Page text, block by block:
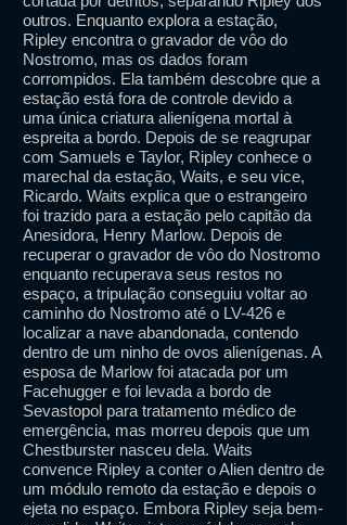
outros. Enquanto explora a estação,
Ripley encontra o gravador de vôo do
Nostromo, mas os dados foram
corrompidos. Ela também descobre que a
estação está fora de controle devido a
uma única criatura alienígena mortal à
espreita a bordo. Depois de se reagrupar
com Samuels e Taylor, Ripley conhece o
marechal da estação, Waits, e seu vice,
Ricardo. Waits explica que o estrangeiro
foi trazido para a estação pelo capitão da
Anesidora, Henry Marlow. Depois de
recuperar o gravador de vôo do Nostromo
enquanto recuperava seus restos no
espaço, a tripulação conseguiu voltar ao
caminho do Nostromo até o LV-426 e
localizar a nave abandonada, contendo
dentro de um ninho de ovos alienígenas. A
esposa de Marlow foi atacada por um
Facehugger e foi levada a bordo de
Sevastopol para tratamento médico de
emergência, mas morreu depois que um
Chestburster nasceu dela. Waits
convence Ripley a conter o Alien dentro de
um módulo remoto da estação e depois o
ejeta no espaço. Embora Ripley seja bem-